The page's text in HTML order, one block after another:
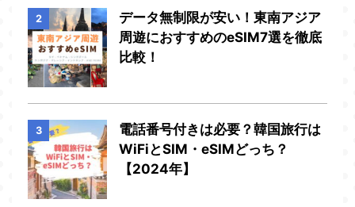
2
データ無制限が安い！東南アジア
周遊におすすめのeSIM7選を徹底
比較！
3
電話番号付きは必要？韓国旅行は
WiFiとSIM・eSIMどっち？
【2024年】